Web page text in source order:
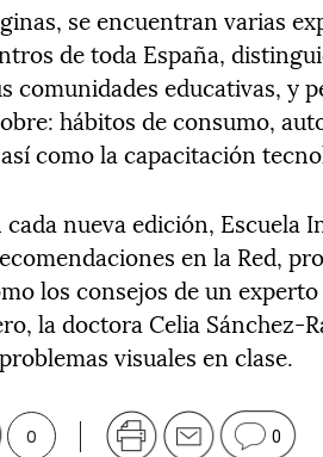
se encuentran varias
de toda España,
comunidades educativas, y
hábitos de consumo,
como la capacitación
nueva edición, Escuela
en la Red,
los consejos de un
la doctora Celia Sánchez-
visuales en clase.
0 0